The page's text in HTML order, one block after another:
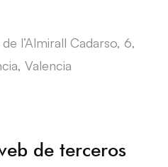
l’Almirall Cadarso, 6,
Valencia
de terceros